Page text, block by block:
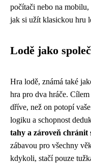
počítači nebo na
jak si užít klasickou hru
Lodě jako
Hra lodě, známá také
hra pro dva hráče.
dříve, než on potopí
logiku a schopnost
tahy a zároveň chránit
zábavou pro všechny
kdykoli, stačí pouze